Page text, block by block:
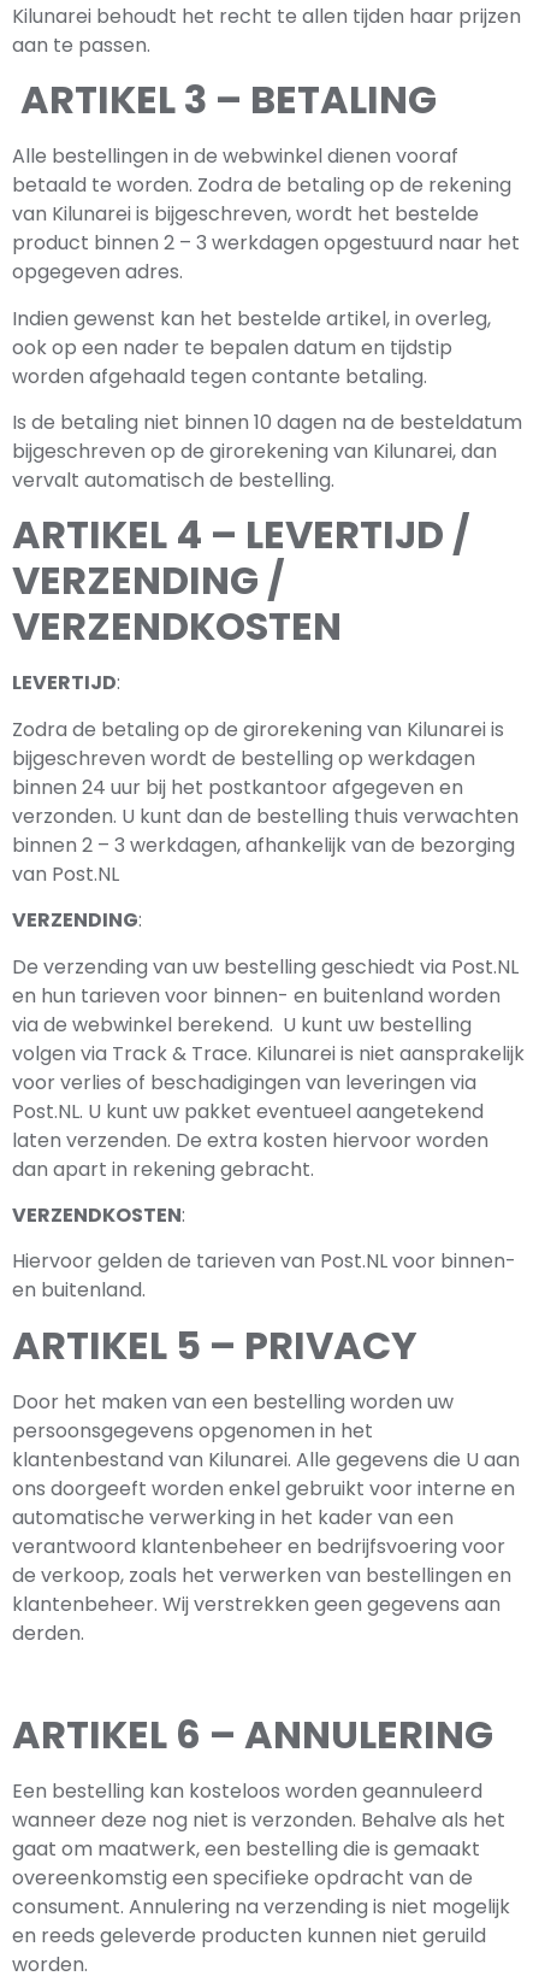
Kilunarei behoudt het recht te allen tijden haar prijzen
aan te passen.
ARTIKEL 3 – BETALING
Alle bestellingen in de webwinkel dienen vooraf
betaald te worden. Zodra de betaling op de rekening
van Kilunarei is bijgeschreven, wordt het bestelde
product binnen 2 – 3 werkdagen opgestuurd naar het
opgegeven adres.
Indien gewenst kan het bestelde artikel, in overleg,
ook op een nader te bepalen datum en tijdstip
worden afgehaald tegen contante betaling.
Is de betaling niet binnen 10 dagen na de besteldatum
bijgeschreven op de girorekening van Kilunarei, dan
vervalt automatisch de bestelling.
ARTIKEL 4 – LEVERTIJD /
VERZENDING /
VERZENDKOSTEN
LEVERTIJD:
Zodra de betaling op de girorekening van Kilunarei is
bijgeschreven wordt de bestelling op werkdagen
binnen 24 uur bij het postkantoor afgegeven en
verzonden. U kunt dan de bestelling thuis verwachten
binnen 2 – 3 werkdagen, afhankelijk van de bezorging
van Post.NL
VERZENDING:
De verzending van uw bestelling geschiedt via Post.NL
en hun tarieven voor binnen- en buitenland worden
via de webwinkel berekend. U kunt uw bestelling
volgen via Track & Trace. Kilunarei is niet aansprakelijk
voor verlies of beschadigingen van leveringen via
Post.NL. U kunt uw pakket eventueel aangetekend
laten verzenden. De extra kosten hiervoor worden
dan apart in rekening gebracht.
VERZENDKOSTEN:
Hiervoor gelden de tarieven van Post.NL voor binnen-
en buitenland.
ARTIKEL 5 – PRIVACY
Door het maken van een bestelling worden uw
persoonsgegevens opgenomen in het
klantenbestand van Kilunarei. Alle gegevens die U aan
ons doorgeeft worden enkel gebruikt voor interne en
automatische verwerking in het kader van een
verantwoord klantenbeheer en bedrijfsvoering voor
de verkoop, zoals het verwerken van bestellingen en
klantenbeheer. Wij verstrekken geen gegevens aan
derden.
ARTIKEL 6 – ANNULERING
Een bestelling kan kosteloos worden geannuleerd
wanneer deze nog niet is verzonden. Behalve als het
gaat om maatwerk, een bestelling die is gemaakt
overeenkomstig een specifieke opdracht van de
consument. Annulering na verzending is niet mogelijk
en reeds geleverde producten kunnen niet geruild
worden.